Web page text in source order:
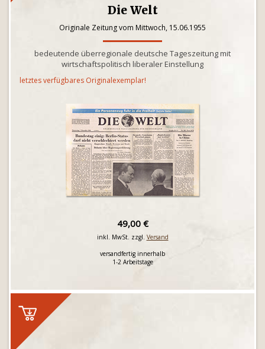
Die Welt
Originale Zeitung vom Mittwoch, 15.06.1955
bedeutende überregionale deutsche Tageszeitung mit
wirtschaftspolitisch liberaler Einstellung
letztes verfügbares Originalexemplar!
49,00 €
inkl. MwSt. zzgl. Versand
versandfertig innerhalb
1-2 Arbeitstage